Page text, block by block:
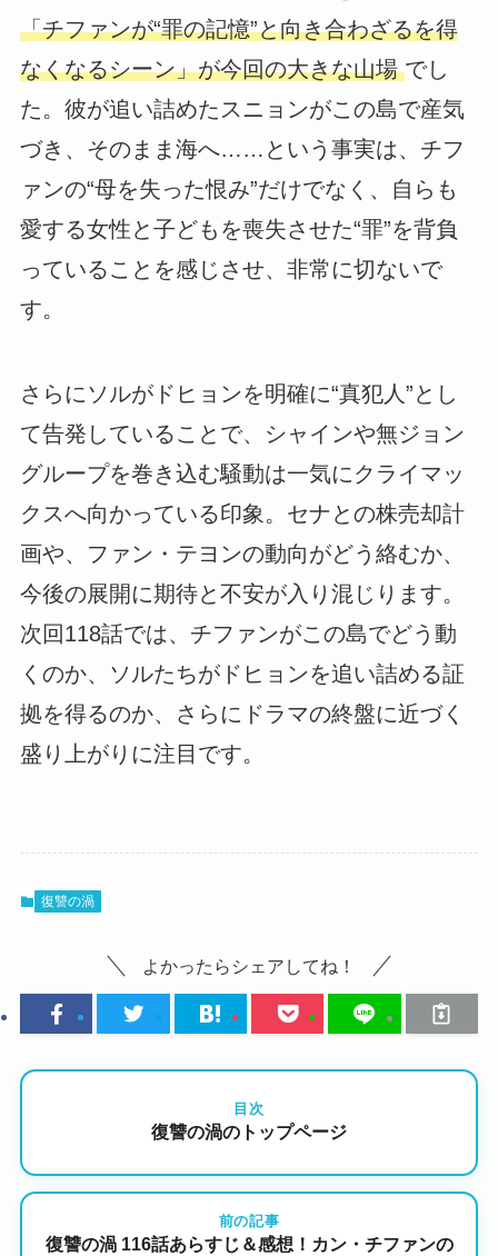
「チファンが“罪の記憶”と向き合わざるを得
なくなるシーン」が今回の大きな山場でし
た。彼が追い詰めたスニョンがこの島で産気
づき、そのまま海へ……という事実は、チフ
ァンの“母を失った恨み”だけでなく、自らも
愛する女性と子どもを喪失させた“罪”を背負
っていることを感じさせ、非常に切ないで
す。
さらにソルがドヒョンを明確に“真犯人”とし
て告発していることで、シャインや無ジョン
グループを巻き込む騒動は一気にクライマッ
クスへ向かっている印象。セナとの株売却計
画や、ファン・テヨンの動向がどう絡むか、
今後の展開に期待と不安が入り混じります。
次回118話では、チファンがこの島でどう動
くのか、ソルたちがドヒョンを追い詰める証
拠を得るのか、さらにドラマの終盤に近づく
盛り上がりに注目です。
復讐の渦
よかったらシェアしてね！
目次
復讐の渦のトップページ
前の記事
復讐の渦 116話あらすじ＆感想！カン・チファンの